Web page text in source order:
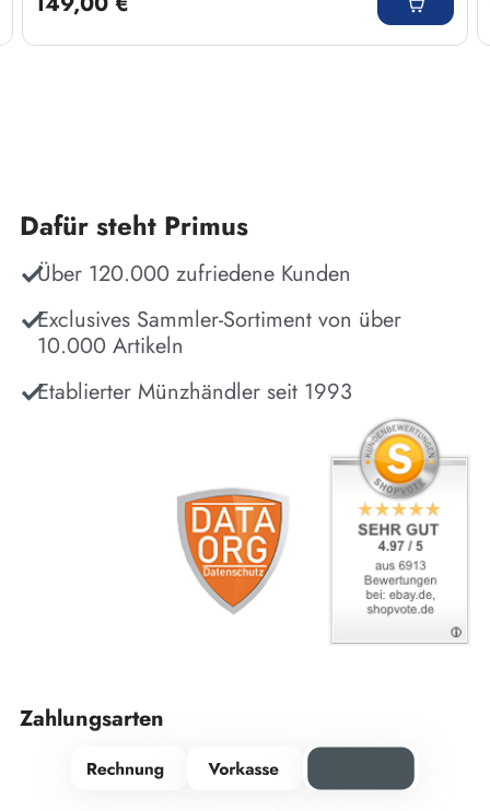
Dafür steht Primus
Über 120.000 zufriedene Kunden
Exclusives Sammler-Sortiment von über
10.000 Artikeln
Etablierter Münzhändler seit 1993
Zahlungsarten